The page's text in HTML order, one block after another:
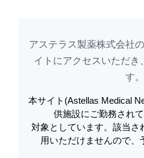
ビーリンサイト TOP 新着コン
アステラスメディカルネットでは、利
ご覧ください。オプトアウトも
こちら か
アステラス製薬株式会社
イトに​アクセスいただき
す。​
本サイト(Astellas Medical
供施設にご勤務され
対象としています。該当さ
用いただけませんので、